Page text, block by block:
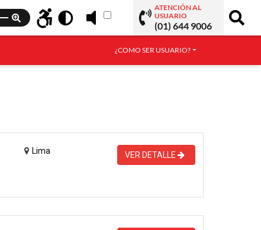
ATENCIÓN AL
USUARIO
(01) 644 9006
¿COMO SER USUARIO?
Lima VER DETALLE